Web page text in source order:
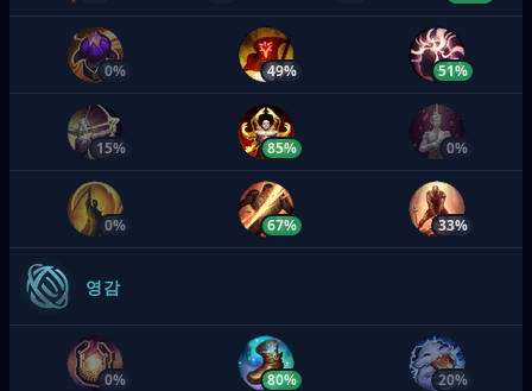
0% 49% 51%
15% 85% 0%
0% 67% 33%
영감
0% 80% 20%